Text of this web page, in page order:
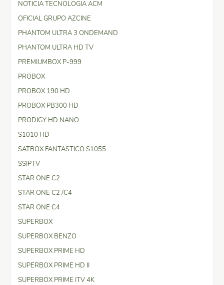
NOTICIA TECNOLOGIA ACM
OFICIAL GRUPO AZCINE
PHANTOM ULTRA 3 ONDEMAND
PHANTOM ULTRA HD TV
PREMIUMBOX P-999
PROBOX
PROBOX 190 HD
PROBOX PB300 HD
PRODIGY HD NANO
S1010 HD
SATBOX FANTASTICO S1055
SSIPTV
STAR ONE C2
STAR ONE C2 /C4
STAR ONE C4
SUPERBOX
SUPERBOX BENZO
SUPERBOX PRIME HD
SUPERBOX PRIME HD II
SUPERBOX PRIME ITV 4K